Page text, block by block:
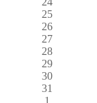
25
26
27
28
29
30
31
1